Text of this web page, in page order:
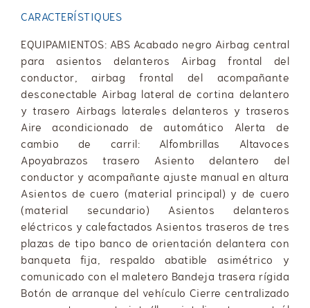
CARACTERÍSTIQUES
EQUIPAMIENTOS: ABS Acabado negro Airbag central
para asientos delanteros Airbag frontal del
conductor, airbag frontal del acompañante
desconectable Airbag lateral de cortina delantero
y trasero Airbags laterales delanteros y traseros
Aire acondicionado de automático Alerta de
cambio de carril: Alfombrillas Altavoces
Apoyabrazos trasero Asiento delantero del
conductor y acompañante ajuste manual en altura
Asientos de cuero (material principal) y de cuero
(material secundario) Asientos delanteros
eléctricos y calefactados Asientos traseros de tres
plazas de tipo banco de orientación delantera con
banqueta fija, respaldo abatible asimétrico y
comunicado con el maletero Bandeja trasera rígida
Botón de arranque del vehículo Cierre centralizado